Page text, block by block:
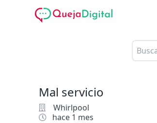
Mal servicio
Whirlpool
hace 1 mes